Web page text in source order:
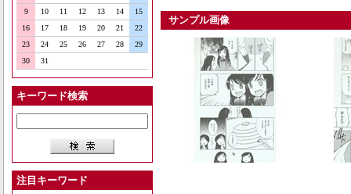
9
10 11 12 13 14
15
16
17 18 19 20 21
22
23
24 25 26 27 28
29
30
31
キーワード検索
注目キーワード
サンプル画像